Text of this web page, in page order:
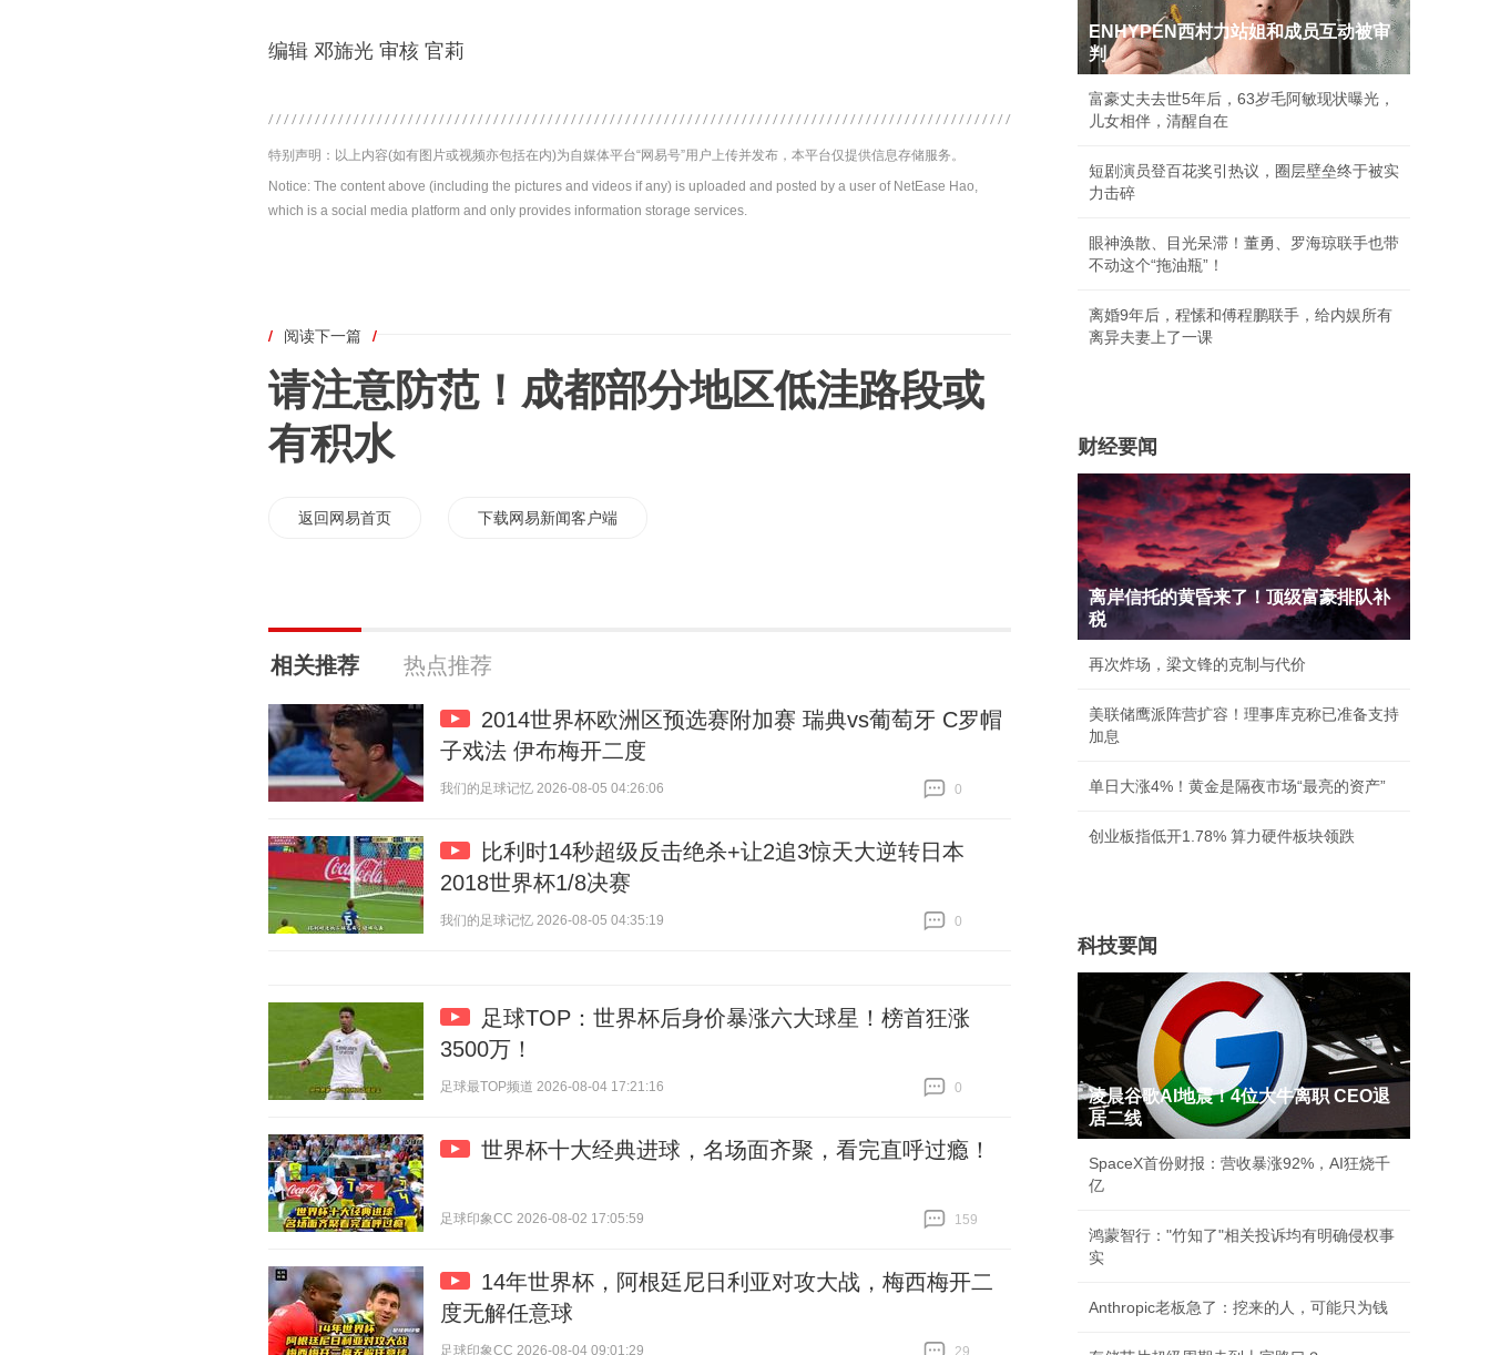
编辑 邓旆光 审核 官莉
特别声明：以上内容(如有图片或视频亦包括在内)为自媒体平台“网易号”用户上传并发布，本平台仅提供信息存储服务。
Notice: The content above (including the pictures and videos if any) is uploaded and posted by a user of NetEase Hao,
which is a social media platform and only provides information storage services.
/ 阅读下一篇 /
请注意防范！成都部分地区低洼路段或
有积水
返回网易首页 下载网易新闻客户端
相关推荐 热点推荐
2014世界杯欧洲区预选赛附加赛 瑞典vs葡萄牙 C罗帽
子戏法 伊布梅开二度
我们的足球记忆 2026-08-05 04:26:06
0
比利时14秒超级反击绝杀+让2追3惊天大逆转日本
2018世界杯1/8决赛
我们的足球记忆 2026-08-05 04:35:19
0
足球TOP：世界杯后身价暴涨六大球星！榜首狂涨
3500万！
足球最TOP频道 2026-08-04 17:21:16
0
世界杯十大经典进球，名场面齐聚，看完直呼过瘾！
足球印象CC 2026-08-02 17:05:59
159
14年世界杯，阿根廷尼日利亚对攻大战，梅西梅开二
度无解任意球
足球印象CC 2026-08-04 09:01:29 29
ENHYPEN西村力站姐和成员互动被审
判
富豪丈夫去世5年后，63岁毛阿敏现状曝光，
儿女相伴，清醒自在
短剧演员登百花奖引热议，圈层壁垒终于被实
力击碎
眼神涣散、目光呆滞！董勇、罗海琼联手也带
不动这个“拖油瓶”！
离婚9年后，程愫和傅程鹏联手，给内娱所有
离异夫妻上了一课
财经要闻
离岸信托的黄昏来了！顶级富豪排队补
税
再次炸场，梁文锋的克制与代价
美联储鹰派阵营扩容！理事库克称已准备支持
加息
单日大涨4%！黄金是隔夜市场“最亮的资产”
创业板指低开1.78% 算力硬件板块领跌
科技要闻
凌晨谷歌AI地震！4位大牛离职 CEO退
居二线
SpaceX首份财报：营收暴涨92%，AI狂烧千
亿
鸿蒙智行："竹知了"相关投诉均有明确侵权事
实
Anthropic老板急了：挖来的人，可能只为钱